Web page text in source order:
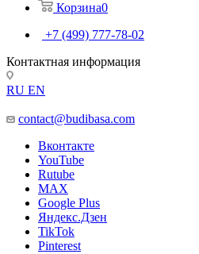
Корзина0
+7 (499) 777-78-02
Контактная информация
RU EN
contact@budibasa.com
Вконтакте
YouTube
Rutube
MAX
Google Plus
Яндекс.Дзен
TikTok
Pinterest